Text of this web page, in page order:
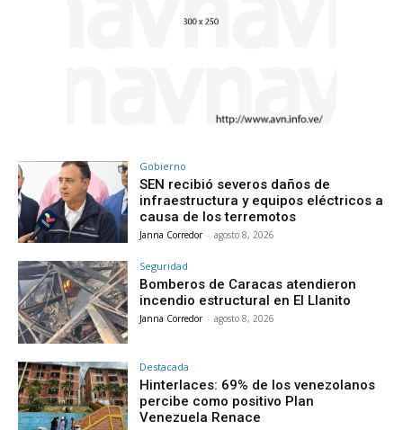
Gobierno
SEN recibió severos daños de
infraestructura y equipos eléctricos a
causa de los terremotos
Janna Corredor - agosto 8, 2026
Seguridad
Bomberos de Caracas atendieron
incendio estructural en El Llanito
Janna Corredor - agosto 8, 2026
Destacada
Hinterlaces: 69% de los venezolanos
percibe como positivo Plan
Venezuela Renace